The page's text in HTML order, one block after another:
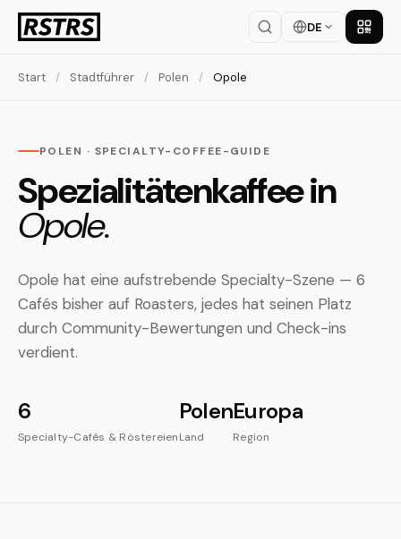
DE App
Start / Stadtführer / Polen / Opole
POLEN · SPECIALTY-COFFEE-GUIDE
Spezialitätenkaffee in
Opole.
Opole hat eine aufstrebende Specialty-Szene — 6
Cafés bisher auf Roasters, jedes hat seinen Platz
durch Community-Bewertungen und Check-ins
verdient.
6
Specialty-Cafés & Röstereien
Polen
Land
Europa
Region